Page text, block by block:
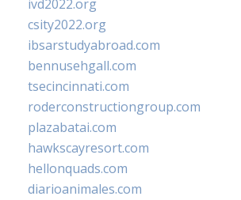
ivd2022.org
csity2022.org
ibsarstudyabroad.com
bennusehgall.com
tsecincinnati.com
roderconstructiongroup.com
plazabatai.com
hawkscayresort.com
hellonquads.com
diarioanimales.com